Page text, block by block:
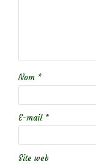
Nom *
E-mail *
Site web